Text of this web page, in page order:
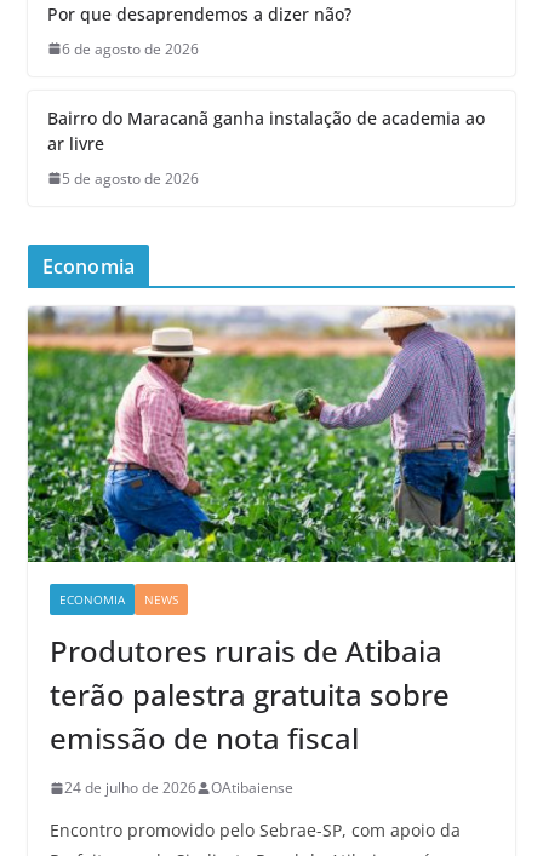
Por que desaprendemos a dizer não?
6 de agosto de 2026
Bairro do Maracanã ganha instalação de academia ao
ar livre
5 de agosto de 2026
Economia
ECONOMIA NEWS
Produtores rurais de Atibaia
terão palestra gratuita sobre
emissão de nota fiscal
24 de julho de 2026 OAtibaiense
Encontro promovido pelo Sebrae-SP, com apoio da